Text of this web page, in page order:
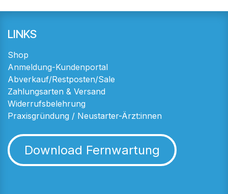
LINKS
Shop
Anmeldung-Kundenportal
Abverkauf/Restposten/Sale
Zahlungsarten & Versand
Widerrufsbelehrung
Praxisgründung / Neustarter-Ärzt:innen
Download Fernwartung